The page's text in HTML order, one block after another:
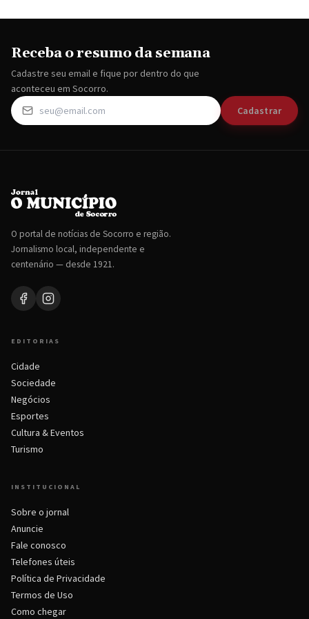
Receba o resumo da semana
Cadastre seu email e fique por dentro do que
aconteceu em Socorro.
Cadastrar
O portal de notícias de Socorro e região.
Jornalismo local, independente e
centenário — desde 1921.
EDITORIAS
Cidade
Sociedade
Negócios
Esportes
Cultura & Eventos
Turismo
INSTITUCIONAL
Sobre o jornal
Anuncie
Fale conosco
Telefones úteis
Política de Privacidade
Termos de Uso
Como chegar